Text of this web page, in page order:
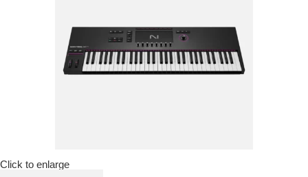
Click to enlarge